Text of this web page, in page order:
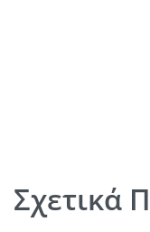
Σχετικά